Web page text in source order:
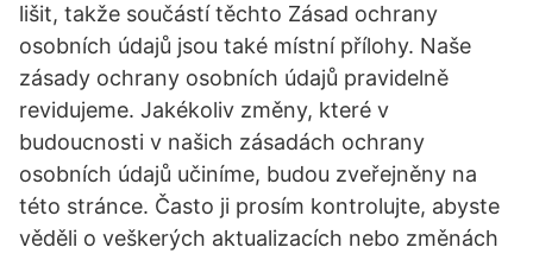
lišit, takže součástí těchto Zásad ochrany
osobních údajů jsou také místní přílohy. Naše
zásady ochrany osobních údajů pravidelně
revidujeme. Jakékoliv změny, které v
budoucnosti v našich zásadách ochrany
osobních údajů učiníme, budou zveřejněny na
této stránce. Často ji prosím kontrolujte, abyste
věděli o veškerých aktualizacích nebo změnách